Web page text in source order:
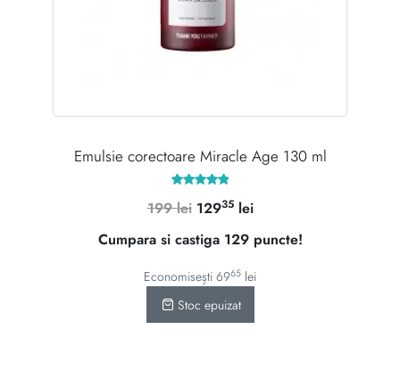
Emulsie corectoare Miracle Age 130 ml
5.00
199lei Prețul
inițial
fost:
199 lei.
12935 leiPrețul
este:
12935 lei.
Cumpara si castiga 129 puncte!
Economisești 6965 lei
Stoc epuizat